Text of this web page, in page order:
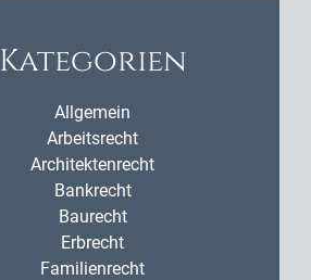
Kategorien
Allgemein
Arbeitsrecht
Architektenrecht
Bankrecht
Baurecht
Erbrecht
Familienrecht